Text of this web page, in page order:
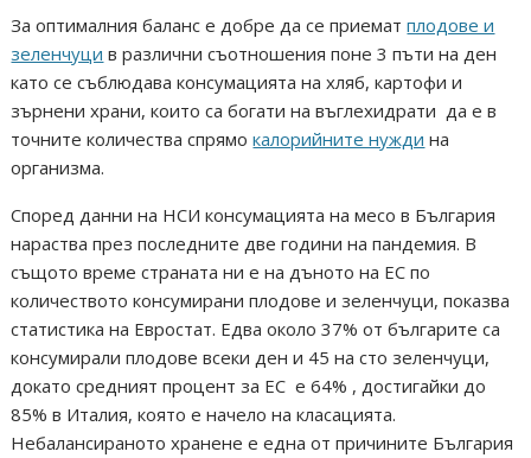
За оптималния баланс е добре да се приематплодове и
зеленчуци в различни съотношения поне 3 пъти на ден
като се съблюдава консумацията на хляб, картофи и
зърнени храни, които са богати на въглехидрати да е в
точните количества спрямокалорийните нужди на
организма.
Според данни на НСИ консумацията на месо в България
нараства през последните две години на пандемия. В
същото време страната ни е на дъното на ЕС по
количеството консумирани плодове и зеленчуци, показва
статистика на Евростат. Едва около 37% от българите са
консумирали плодове всеки ден и 45 на сто зеленчуци,
докато средният процент за ЕС е 64% , достигайки до
85% в Италия, която е начело на класацията.
Небалансираното хранене е една от причините България